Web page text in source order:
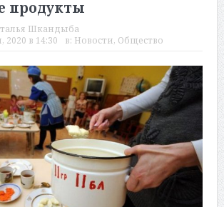
продукты
Шкандыба
2020 в 14:30 в: Новости, Общество